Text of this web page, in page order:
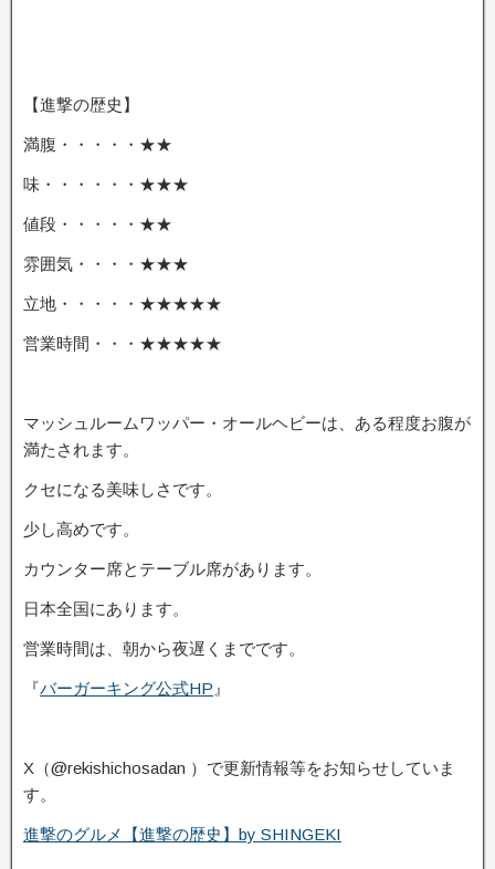
【進撃の歴史】
満腹・・・・・★★
味・・・・・・★★★
値段・・・・・★★
雰囲気・・・・★★★
立地・・・・・★★★★★
営業時間・・・★★★★★
マッシュルームワッパー・オールヘビーは、ある程度お腹が
満たされます。
クセになる美味しさです。
少し高めです。
カウンター席とテーブル席があります。
日本全国にあります。
営業時間は、朝から夜遅くまでです。
『バーガーキング公式HP 』
X（@rekishichosadan ）で更新情報等をお知らせしていま
す。
進撃のグルメ【進撃の歴史】by SHINGEKI